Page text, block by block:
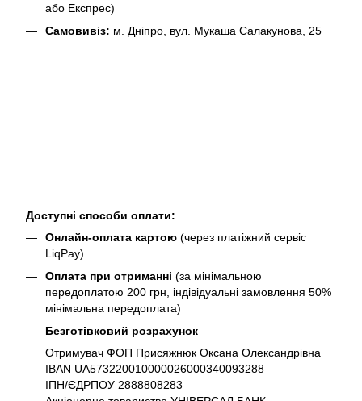
або Експрес)
Самовивіз: м. Дніпро, вул. Мукаша Салакунова, 25
Доступні способи оплати:
Онлайн-оплата картою (через платіжний сервіс
LiqPay)
Оплата при отриманні (за мінімальною
передоплатою 200 грн, індівідуальні замовлення 50%
мінімальна передоплата)
Безготівковий розрахунок
Отримувач ФОП Присяжнюк Оксана Олександрівна
IBAN UA573220010000026000340093288
ІПН/ЄДРПОУ 2888808283